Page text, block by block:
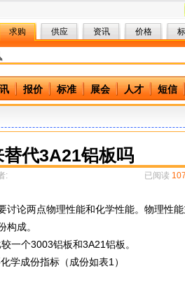
求购 供应 资讯 价格
报价 标准 展会 人才 短信
代3A21铝板吗
: 已阅读
论两点物理性能和化学性能。物理性能
成。
一个3003铝板和3A21铝板。
成份指标（成份如表1）